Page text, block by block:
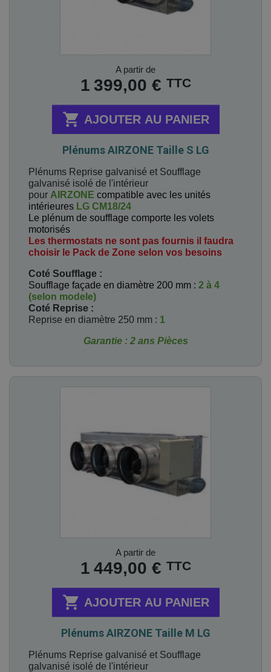
A partir de
1 399,00 € TTC
 AJOUTER AU PANIER
Plénums AIRZONE Taille S LG
Plénums Reprise galvanisé et Soufflage
galvanisé isolé de l'intérieur
pour AIRZONE compatible avec les unités
intérieures LG CM18/24
Le plénum de soufflage comporte les volets
motorisés
Les thermostats ne sont pas fournis il faudra
choisir le Pack de Zone selon vos besoins
Coté Soufflage :
Soufflage façade en diamètre 200 mm : 2 à 4
(selon modele)
Coté Reprise :
Reprise en diamètre 250 mm : 1
Garantie : 2 ans Pièces
A partir de
1 449,00 € TTC
 AJOUTER AU PANIER
Plénums AIRZONE Taille M LG
Plénums Reprise galvanisé et Soufflage
galvanisé isolé de l'intérieur